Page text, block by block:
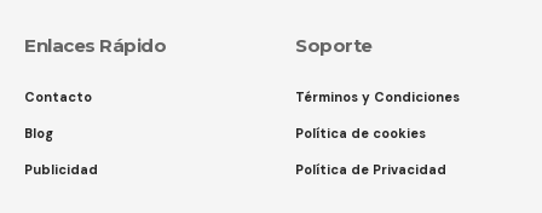
Enlaces Rápido
Contacto
Blog
Publicidad
Soporte
Términos y Condiciones
Política de cookies
Política de Privacidad